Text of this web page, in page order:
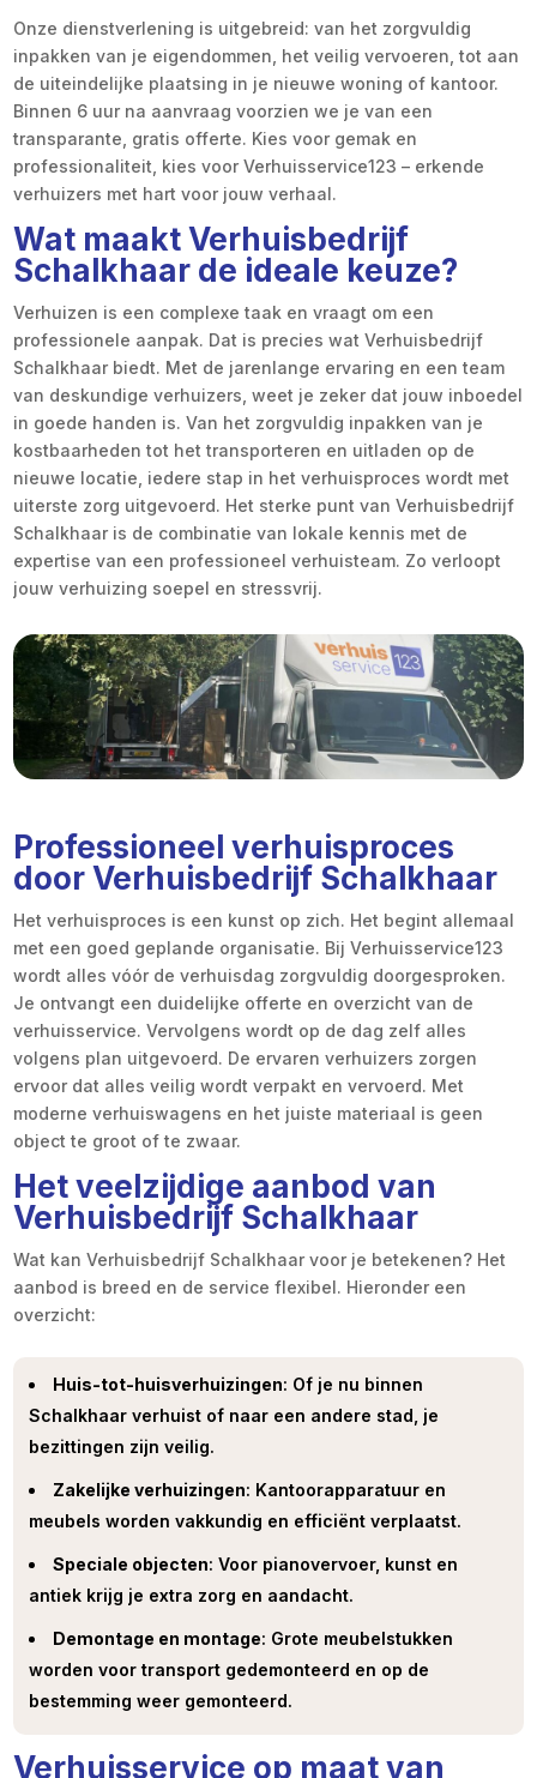
Onze dienstverlening is uitgebreid: van het zorgvuldig
inpakken van je eigendommen, het veilig vervoeren, tot aan
de uiteindelijke plaatsing in je nieuwe woning of kantoor.
Binnen 6 uur na aanvraag voorzien we je van een
transparante, gratis offerte. Kies voor gemak en
professionaliteit, kies voor Verhuisservice123 – erkende
verhuizers met hart voor jouw verhaal.
Wat maakt Verhuisbedrijf
Schalkhaar de ideale keuze?
Verhuizen is een complexe taak en vraagt om een
professionele aanpak. Dat is precies wat Verhuisbedrijf
Schalkhaar biedt. Met de jarenlange ervaring en een team
van deskundige verhuizers, weet je zeker dat jouw inboedel
in goede handen is. Van het zorgvuldig inpakken van je
kostbaarheden tot het transporteren en uitladen op de
nieuwe locatie, iedere stap in het verhuisproces wordt met
uiterste zorg uitgevoerd. Het sterke punt van Verhuisbedrijf
Schalkhaar is de combinatie van lokale kennis met de
expertise van een professioneel verhuisteam. Zo verloopt
jouw verhuizing soepel en stressvrij.
Professioneel verhuisproces
door Verhuisbedrijf Schalkhaar
Het verhuisproces is een kunst op zich. Het begint allemaal
met een goed geplande organisatie. Bij Verhuisservice123
wordt alles vóór de verhuisdag zorgvuldig doorgesproken.
Je ontvangt een duidelijke offerte en overzicht van de
verhuisservice. Vervolgens wordt op de dag zelf alles
volgens plan uitgevoerd. De ervaren verhuizers zorgen
ervoor dat alles veilig wordt verpakt en vervoerd. Met
moderne verhuiswagens en het juiste materiaal is geen
object te groot of te zwaar.
Het veelzijdige aanbod van
Verhuisbedrijf Schalkhaar
Wat kan Verhuisbedrijf Schalkhaar voor je betekenen? Het
aanbod is breed en de service flexibel. Hieronder een
overzicht:
Huis-tot-huisverhuizingen: Of je nu binnen
Schalkhaar verhuist of naar een andere stad, je
bezittingen zijn veilig.
Zakelijke verhuizingen: Kantoorapparatuur en
meubels worden vakkundig en efficiënt verplaatst.
Speciale objecten: Voor pianovervoer, kunst en
antiek krijg je extra zorg en aandacht.
Demontage en montage: Grote meubelstukken
worden voor transport gedemonteerd en op de
bestemming weer gemonteerd.
Verhuisservice op maat van